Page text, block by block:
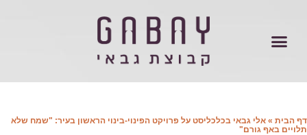
הבית»אלי גבאי בכלכליסט על פרויקט הפינוי-בינוי הראשון בעיר: "שמח שלא
באף גורם"